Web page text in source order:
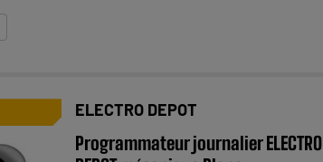
ELECTRO DEPOT
Programmateur journalier ELECTRO